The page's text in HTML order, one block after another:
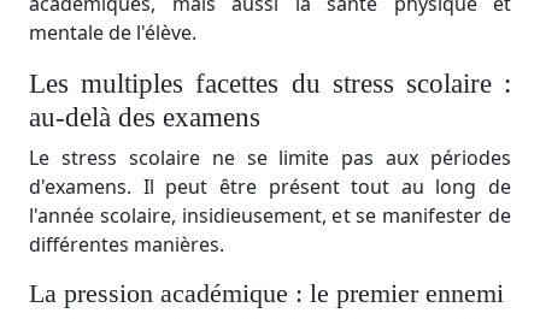
mentale de l'élève.
Les multiples facettes du stress scolaire :
au-delà des examens
Le stress scolaire ne se limite pas aux périodes
d'examens. Il peut être présent tout au long de
l'année scolaire, insidieusement, et se manifester de
différentes manières.
La pression académique : le premier ennemi